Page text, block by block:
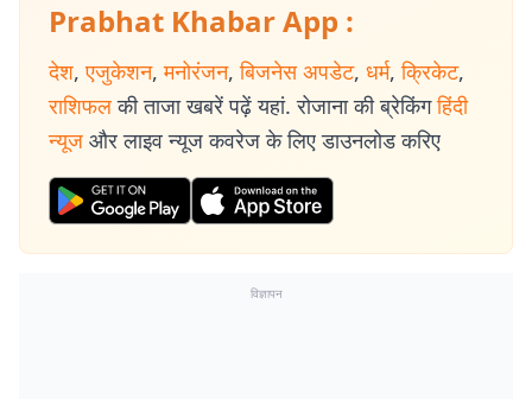
Prabhat Khabar App :
देश, एजुकेशन, मनोरंजन, बिजनेस अपडेट, धर्म, क्रिकेट,
राशिफल की ताजा खबरें पढ़ें यहां. रोजाना की ब्रेकिंग हिंदी
न्यूज और लाइव न्यूज कवरेज के लिए डाउनलोड करिए
विज्ञापन